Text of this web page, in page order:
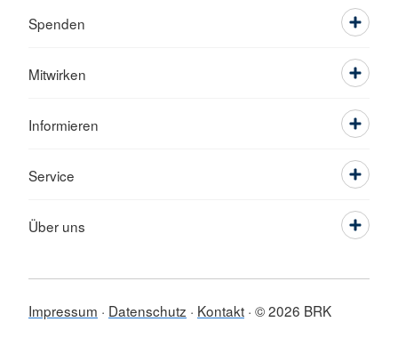
Spenden
Mitwirken
Informieren
Service
Über uns
Impressum Datenschutz Kontakt © 2026 BRK